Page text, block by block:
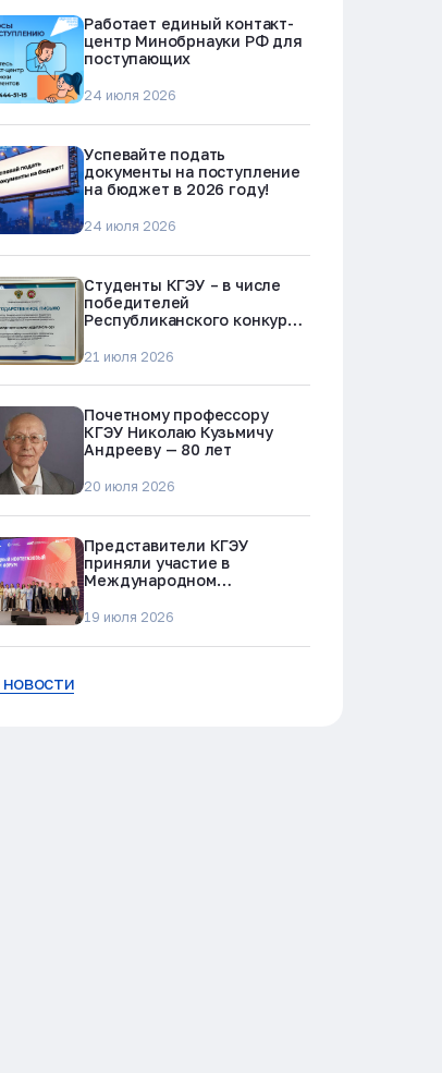
Работает единый контакт-
центр Минобрнауки РФ для
поступающих
24 июля 2026
Успевайте подать
документы на поступление
на бюджет в 2026 году!
24 июля 2026
Студенты КГЭУ – в числе
победителей
Республиканского конкурса
наркотиков и телефонного
21 июля 2026
Почетному профессору
КГЭУ Николаю Кузьмичу
Андрееву — 80 лет
20 июля 2026
Представители КГЭУ
приняли участие в
Международном
форуме в Альметьевске
19 июля 2026